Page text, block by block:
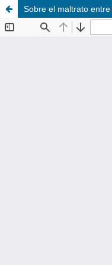
Sobre el maltrato